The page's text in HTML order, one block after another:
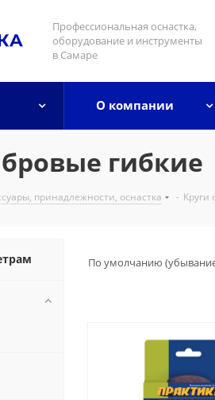
Профессиональная оснастка,
оборудование и инструменты
в Самаре
О компании
гибкие
принадлежности, оснастка - Круги
По умолчанию